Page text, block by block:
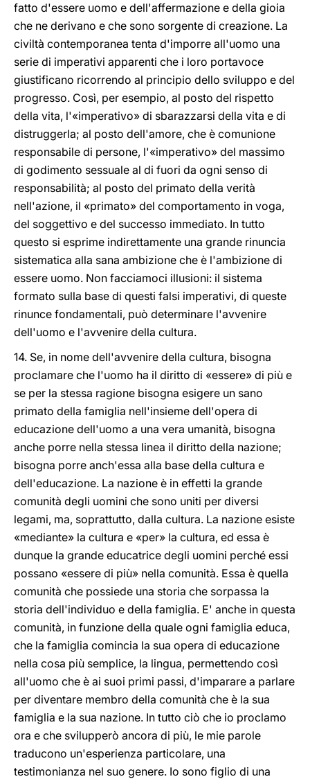
fatto d'essere uomo e dell'affermazione e della gioia
che ne derivano e che sono sorgente di creazione. La
civiltà contemporanea tenta d'imporre all'uomo una
serie di imperativi apparenti che i loro portavoce
giustificano ricorrendo al principio dello sviluppo e del
progresso. Così, per esempio, al posto del rispetto
della vita, l'«imperativo» di sbarazzarsi della vita e di
distruggerla; al posto dell'amore, che è comunione
responsabile di persone, l'«imperativo» del massimo
di godimento sessuale al di fuori da ogni senso di
responsabilità; al posto del primato della verità
nell'azione, il «primato» del comportamento in voga,
del soggettivo e del successo immediato. In tutto
questo si esprime indirettamente una grande rinuncia
sistematica alla sana ambizione che è l'ambizione di
essere uomo. Non facciamoci illusioni: il sistema
formato sulla base di questi falsi imperativi, di queste
rinunce fondamentali, può determinare l'avvenire
dell'uomo e l'avvenire della cultura.
14. Se, in nome dell'avvenire della cultura, bisogna
proclamare che l'uomo ha il diritto di «essere» di più e
se per la stessa ragione bisogna esigere un sano
primato della famiglia nell'insieme dell'opera di
educazione dell'uomo a una vera umanità, bisogna
anche porre nella stessa linea il diritto della nazione;
bisogna porre anch'essa alla base della cultura e
dell'educazione. La nazione è in effetti la grande
comunità degli uomini che sono uniti per diversi
legami, ma, soprattutto, dalla cultura. La nazione esiste
«mediante» la cultura e «per» la cultura, ed essa è
dunque la grande educatrice degli uomini perché essi
possano «essere di più» nella comunità. Essa è quella
comunità che possiede una storia che sorpassa la
storia dell'individuo e della famiglia. E' anche in questa
comunità, in funzione della quale ogni famiglia educa,
che la famiglia comincia la sua opera di educazione
nella cosa più semplice, la lingua, permettendo così
all'uomo che è ai suoi primi passi, d'imparare a parlare
per diventare membro della comunità che è la sua
famiglia e la sua nazione. In tutto ciò che io proclamo
ora e che svilupperò ancora di più, le mie parole
traducono un'esperienza particolare, una
testimonianza nel suo genere. Io sono figlio di una